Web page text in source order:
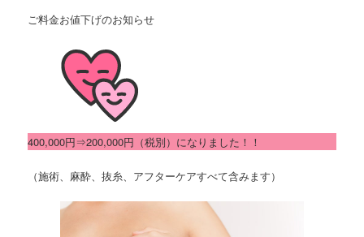
ご料金お値下げのお知らせ
400,000円⇒200,000円（税別）になりました！！
（施術、麻酔、抜糸、アフターケアすべて含みます）